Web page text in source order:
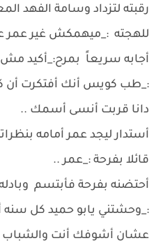
رقبته لتزداد وسامة الفهد
للهجته :_ميهمكش غير عمر
أجابه سريعاً بمرح:_أكيد مش
:_طب كويس أنك أفتكرت أن
دانا قربت أنسى أسمك ..
أستدار ليجد عمر أمامه
قائلا بفرحة :_عمر ..
أحتضنه بفرحة فأبتسم
:_وحشتني يابو حميد كل سنه
عشان أشوفك أنت والشباب